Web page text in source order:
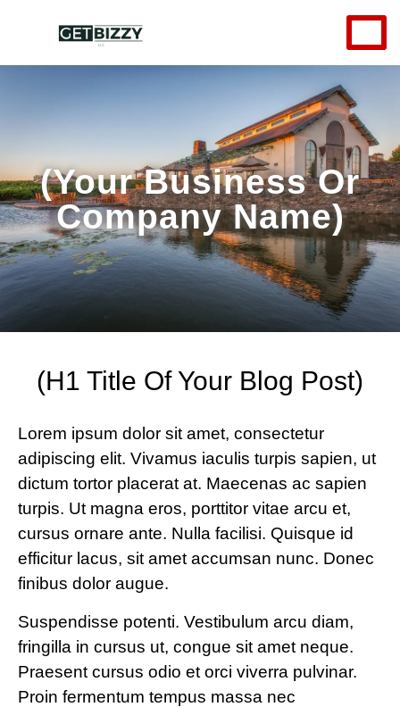
(Your Business Or
Company Name)
(H1 Title Of Your Blog Post)
Lorem ipsum dolor sit amet, consectetur
adipiscing elit. Vivamus iaculis turpis sapien, ut
dictum tortor placerat at. Maecenas ac sapien
turpis. Ut magna eros, porttitor vitae arcu et,
cursus ornare ante. Nulla facilisi. Quisque id
efficitur lacus, sit amet accumsan nunc. Donec
finibus dolor augue.
Suspendisse potenti. Vestibulum arcu diam,
fringilla in cursus ut, congue sit amet neque.
Praesent cursus odio et orci viverra pulvinar.
Proin fermentum tempus massa nec